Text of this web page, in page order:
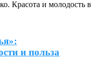
Красота и молодость в
и польза